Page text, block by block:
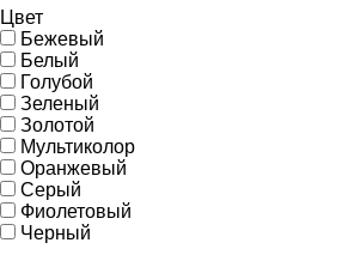
Цвет
Бежевый
Белый
Голубой
Зеленый
Золотой
Мультиколор
Оранжевый
Серый
Фиолетовый
Черный